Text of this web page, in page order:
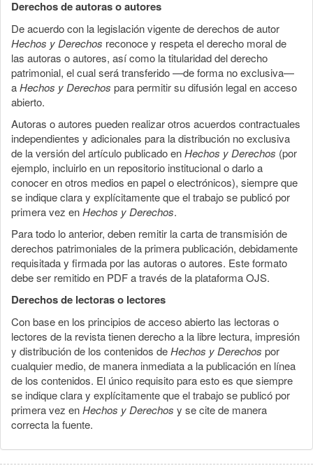
Derechos de autoras o autores
De acuerdo con la legislación vigente de derechos de autor
Hechos y Derechos reconoce y respeta el derecho moral de
las autoras o autores, así como la titularidad del derecho
patrimonial, el cual será transferido —de forma no exclusiva—
aHechos y Derechos para permitir su difusión legal en acceso
abierto.
Autoras o autores pueden realizar otros acuerdos contractuales
independientes y adicionales para la distribución no exclusiva
de la versión del artículo publicado enHechos y Derechos (por
ejemplo, incluirlo en un repositorio institucional o darlo a
conocer en otros medios en papel o electrónicos), siempre que
se indique clara y explícitamente que el trabajo se publicó por
primera vez enHechos y Derechos.
Para todo lo anterior, deben remitir la carta de transmisión de
derechos patrimoniales de la primera publicación, debidamente
requisitada y firmada por las autoras o autores. Este formato
debe ser remitido en PDF a través de la plataforma OJS.
Derechos de lectoras o lectores
Con base en los principios de acceso abierto las lectoras o
lectores de la revista tienen derecho a la libre lectura, impresión
y distribución de los contenidos deHechos y Derechos por
cualquier medio, de manera inmediata a la publicación en línea
de los contenidos. El único requisito para esto es que siempre
se indique clara y explícitamente que el trabajo se publicó por
primera vez enHechos y Derechos y se cite de manera
correcta la fuente.